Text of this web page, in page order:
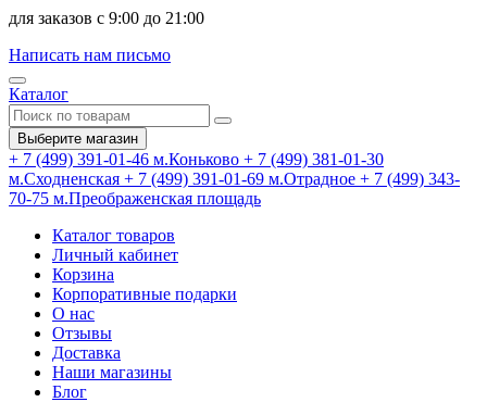
для заказов с 9:00 до 21:00
Написать нам письмо
Каталог
Выберите магазин
+ 7 (499) 391-01-46 м.Коньково + 7 (499) 381-01-30
м.Сходненская + 7 (499) 391-01-69 м.Отрадное + 7 (499) 343-
70-75 м.Преображенская площадь
Каталог товаров
Личный кабинет
Корзина
Корпоративные подарки
О нас
Отзывы
Доставка
Наши магазины
Блог